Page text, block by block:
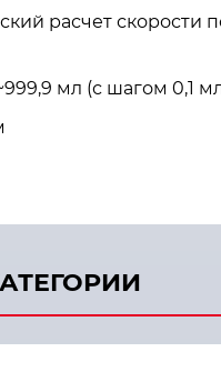
расчет скорости
мл (с шагом 0,1